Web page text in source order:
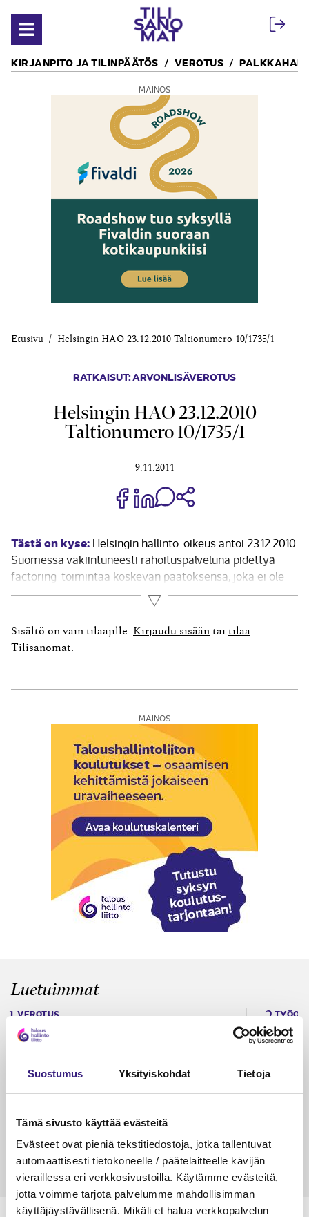
Suostumus Yksityiskohdat Tietoja
Tämä sivusto käyttää evästeitä
Evästeet ovat pieniä tekstitiedostoja, jotka tallentuvat
automaattisesti tietokoneelle / päätelaitteelle kävijän
vieraillessa eri verkkosivustoilla. Käytämme evästeitä,
jotta voimme tarjota palvelumme mahdollisimman
käyttäjäystävällisenä. Mikäli et halua verkkopalvelun
Avaa valikko
KIRJANPITO JA TILINPÄÄTÖS VEROTUS
MAINOS
Etusivu Helsingin HAO 23.12.2010 Taltionumero 10/1735/1
RATKAISUT: ARVONLISÄVEROTUS
Helsingin HAO 23.12.2010
Taltionumero 10/1735/1
9.11.2011
Jaa Share on Facebook
Jaa Share on LinkedIn
Jaa WhatsApp-viestinä
Tästä on kyse: Helsingin hallinto-oikeus antoi 23.12.2010
Suomessa vakiintuneesti rahoituspalveluna pidettyä
factoring-toimintaa koskevan päätöksensä, joka ei ole
vielä lainvoimainen. Mikäli hallinto-oikeuden päätös jää
lainvoimaiseksi, factoring-toiminta muuttuu laajalti
arvonlisäverolliseksi liiketoiminnaksi. Päätöksen
mukaan yhtiö A harjoitti pääasiassa factoring-toimintaa,
Lue lisää
Sisältö on vain tilaajille. Kirjaudu sisään tai tilaa
Tilisanomat
MAINOS
Luetuimmat
VEROTUS
Kulu­veloitukset arvon­lisä­
verotuksessa – omien kulujen
veloitus, kulujen edelleen­
veloitus ja läpi­laskutus
15.5.2023 10 min